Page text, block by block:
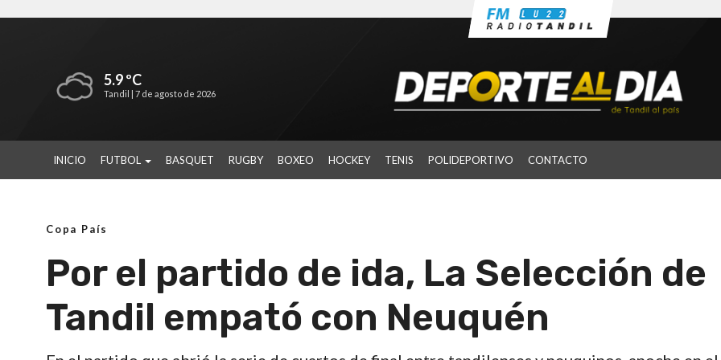
5.9 ºC
Tandil | 7 de agosto de 2026
INICIO FUTBOL BASQUET RUGBY BOXEO HOCKEY TENIS POLIDEPORTIVO CONTACTO
Copa País
Por el partido de ida, La Selección de
Tandil empató con Neuquén